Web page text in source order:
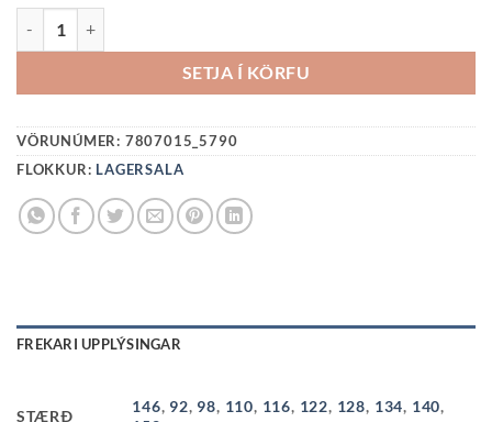
SETJA Í KÖRFU
VÖRUNÚMER: 7807015_5790
FLOKKUR: LAGERSALA
FREKARI UPPLÝSINGAR
STÆRÐ
146, 92, 98, 110, 116, 122, 128, 134, 140,